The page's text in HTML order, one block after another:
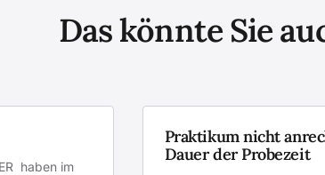
Das könnte Sie
haben im
Praktikum nicht
Dauer der Probezeit